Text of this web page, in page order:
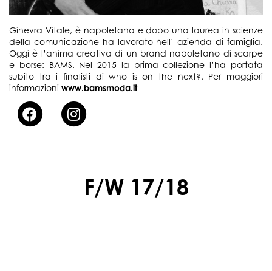
Ginevra Vitale, è napoletana e dopo una laurea in scienze
della comunicazione ha lavorato nell’ azienda di famiglia.
Oggi è l’anima creativa di un brand napoletano di scarpe
e borse: BAMS. Nel 2015 la prima collezione l’ha portata
subito tra i finalisti di who is on the next?. Per maggiori
informazioni www.bamsmoda.it
F/W 17/18